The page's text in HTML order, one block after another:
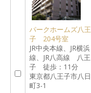
パークホームズ八王
子 204号室
JR中央本線、JR横浜
線、JR八高線 八王
子 徒歩：11分
東京都八王子市八日
町3-1